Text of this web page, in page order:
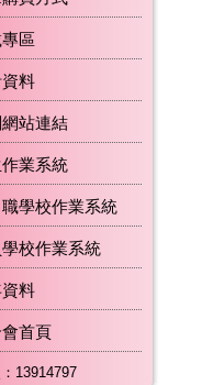
區
料
站連結
業系統
學校作業系統
校作業系統
料
首頁
13914797